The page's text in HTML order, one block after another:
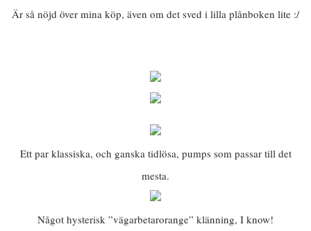
Är så nöjd över mina köp, även om det sved i lilla plånboken lite :/
Ett par klassiska, och ganska tidlösa, pumps som passar till det
mesta.
Något hysterisk ”vägarbetarorange” klänning, I know!